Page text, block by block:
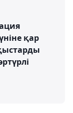
қар